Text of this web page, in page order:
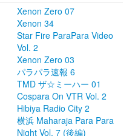
Xenon Zero 07
Xenon 34
Star Fire ParaPara Video
Vol. 2
Xenon Zero 03
パラパラ速報 6
TMD ザ☆ミーハー 01
Cospara On VTR Vol. 2
Hibiya Radio City 2
横浜 Maharaja Para Para
Night Vol. 7 (後編)